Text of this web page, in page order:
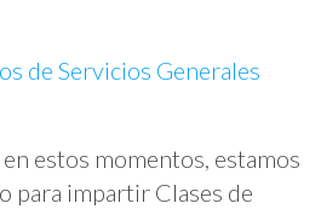
estos momentos, estamos
para impartir Clases de